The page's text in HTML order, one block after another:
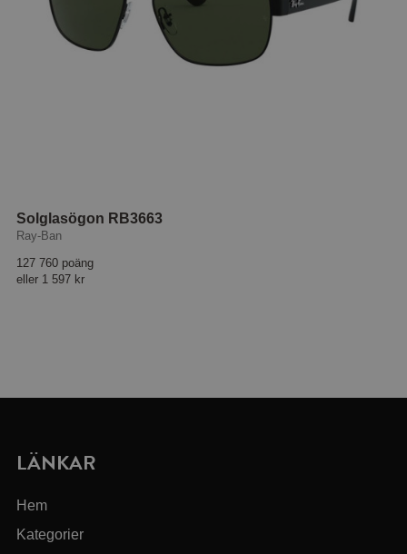
Solglasögon RB3663
Ray-Ban
127 760 poäng
eller 1 597 kr
LÄNKAR
Hem
Kategorier